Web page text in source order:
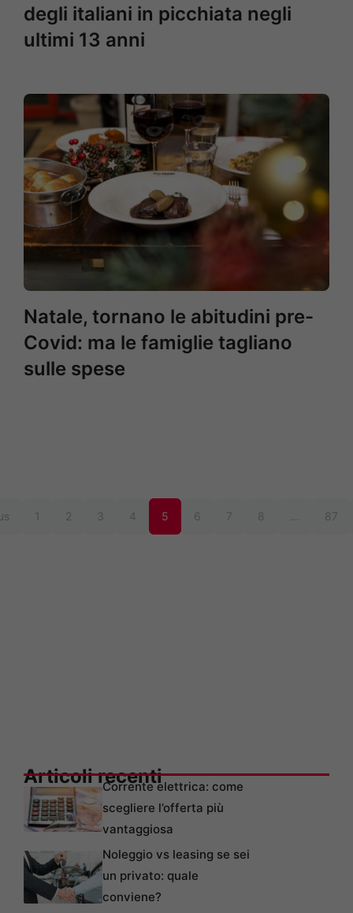
degli italiani in picchiata negli
ultimi 13 anni
Natale, tornano le abitudini pre-
Covid: ma le famiglie tagliano
sulle spese
1 2 3 4 5 6 7 8 87
Articoli recentiCorrente elettrica: come
scegliere l’offerta più
vantaggiosa
Noleggio vs leasing se sei
un privato: quale
conviene?